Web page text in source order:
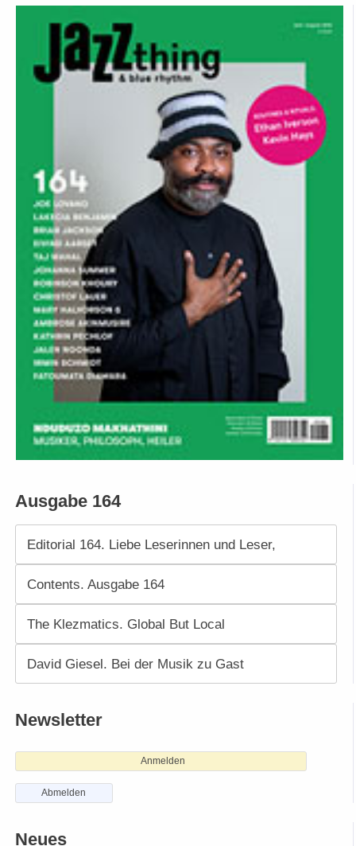
Ausgabe 164
Editorial 164. Liebe Leserinnen und Leser,
Contents. Ausgabe 164
The Klezmatics. Global But Local
David Giesel. Bei der Musik zu Gast
Newsletter
Anmelden
Abmelden
Neues